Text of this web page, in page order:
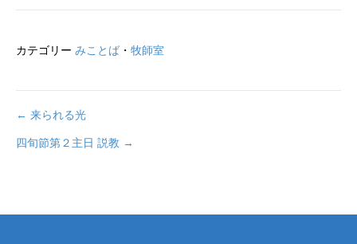
カテゴリー みことば ・ 牧師室
投
← 来られる光
四旬節第２主日 説教 →